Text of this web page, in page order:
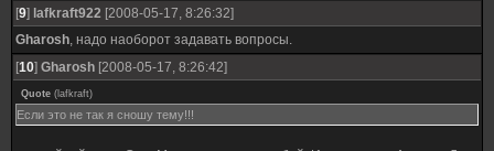
[9] lafkraft922 [2008-05-17, 8:26:32]
Gharosh, надо наоборот задавать вопросы.
[10] Gharosh [2008-05-17, 8:26:42]
Quote ( lafkraft)
Если это не так я сношу тему!!!